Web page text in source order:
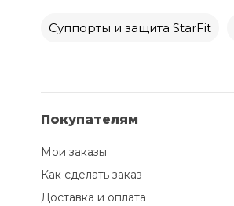
Суппорты и защита StarFit
Покупателям
Мои заказы
Как сделать заказ
Доставка и оплата